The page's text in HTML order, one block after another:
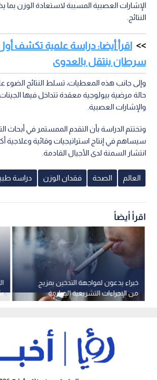
الإشارات العصبية المسببة لاستعادة الوزن
النتائج.
اقرأ أيضا: دراسة علمية تكشف
سرطان ينتقل بالعدوى
وإلى جانب هذه المعطيات، تسلط النتائج الضوء
حالة مرضية بيولوجية معقدة تتداخل فيها الجينات
والإشارات العصبية.
وتختتم الدراسة بأن التقدم الممستمر في أبحاث
سيساهم في إنتاج استراتيجيات وقائية وعلاجية
انتشار السمنة لدى الأجيال القادمة.
العالم الصحة فقدان الوزن دراسة
اقرأ أيضاً
خبراء يدعون لمواجهة التدخين بمزيج
من الإجراءات التشريعية الصارمة
والدعم الاجتماعي